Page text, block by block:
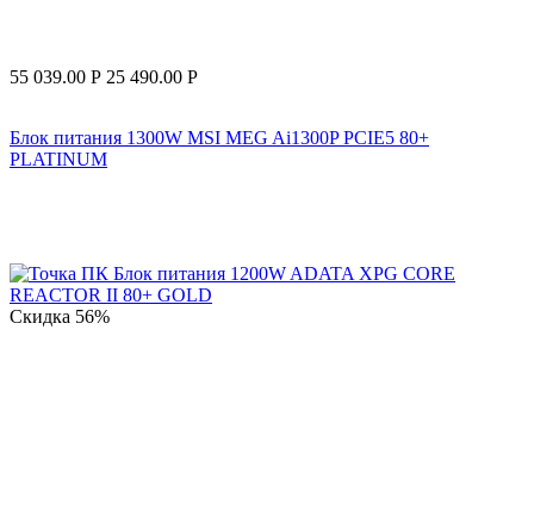
55 039.00 Р 25 490.00 Р
Блок питания 1300W MSI MEG Ai1300P PCIE5 80+
PLATINUM
Скидка 56%